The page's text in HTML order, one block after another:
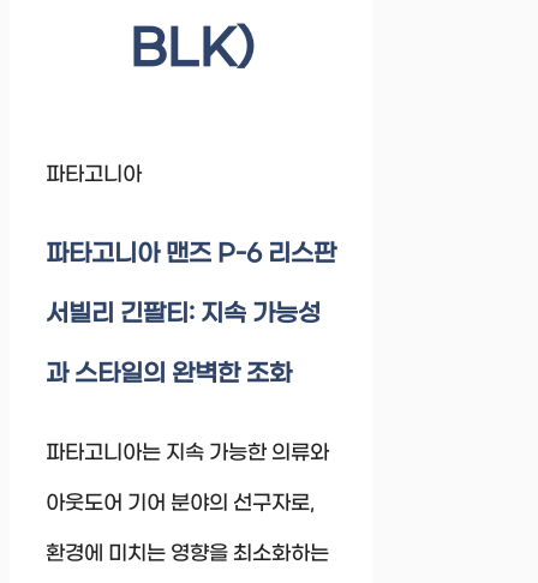
BLK)
파타고니아
파타고니아 맨즈 P-6 리스판
서빌리 긴팔티: 지속 가능성
과 스타일의 완벽한 조화
파타고니아는 지속 가능한 의류와
아웃도어 기어 분야의 선구자로,
환경에 미치는 영향을 최소화하는